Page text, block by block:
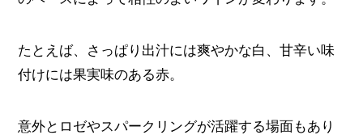
たとえば、さっぱり出汁には爽やかな白、甘辛い味
付けには果実味のある赤。
意外とロゼやスパークリングが活躍する場面もあり